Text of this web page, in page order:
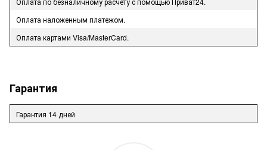
Оплата наложенным платежом.
Оплата картами Visa/MasterCard.
Гарантия
Гарантия 14 дней